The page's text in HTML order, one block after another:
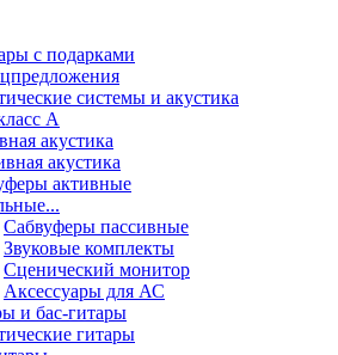
с подарками
системы и акустика
А
акустика
акустика
активные
Сабвуферы пассивные
Звуковые комплекты
Сценический монитор
Аксессуары для АС
и бас-гитары
гитары